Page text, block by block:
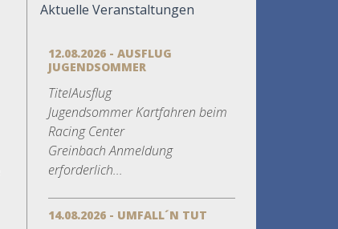
Aktuelle Veranstaltungen
12.08.2026 - AUSFLUG
JUGENDSOMMER
TitelAusflug
Jugendsommer Kartfahren beim
Racing Center
Greinbach Anmeldung
erforderlich...
14.08.2026 - UMFALL´N TUT